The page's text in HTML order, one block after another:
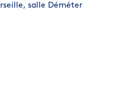
salle Déméter